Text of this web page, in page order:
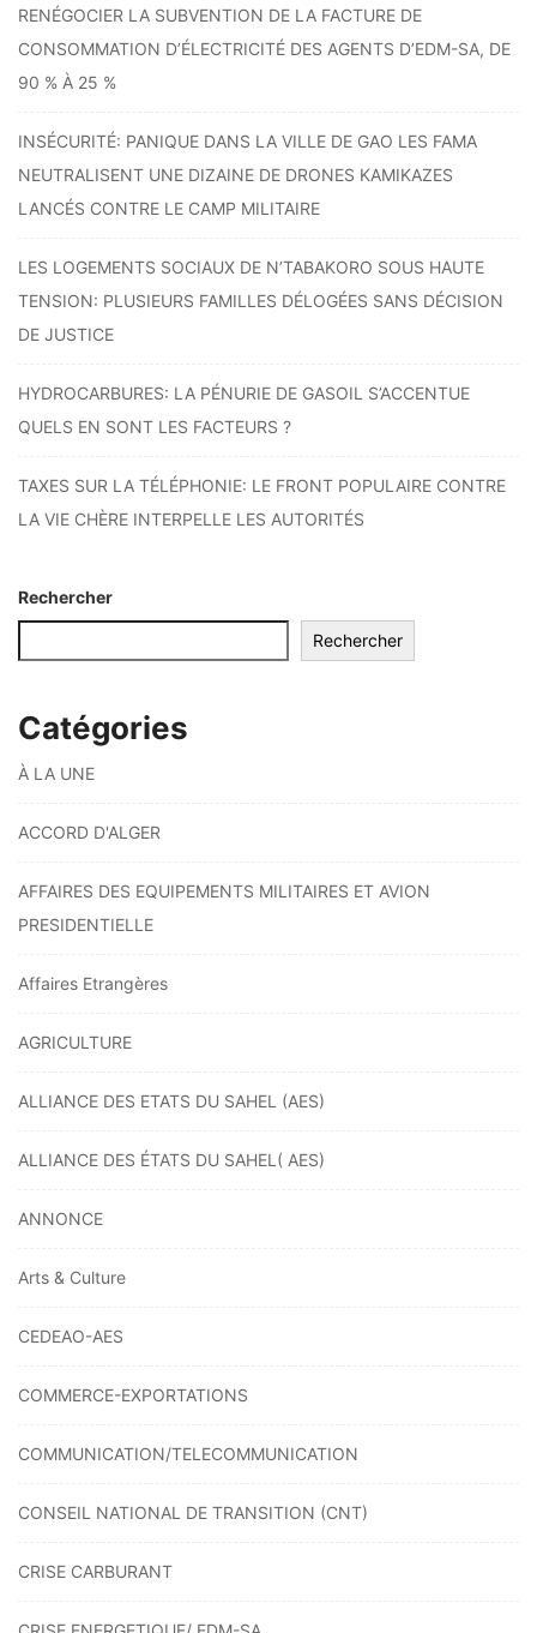
RENÉGOCIER LA SUBVENTION DE LA FACTURE DE
CONSOMMATION D’ÉLECTRICITÉ DES AGENTS D’EDM-SA, DE
90 % À 25 %
INSÉCURITÉ: PANIQUE DANS LA VILLE DE GAO LES FAMA
NEUTRALISENT UNE DIZAINE DE DRONES KAMIKAZES
LANCÉS CONTRE LE CAMP MILITAIRE
LES LOGEMENTS SOCIAUX DE N’TABAKORO SOUS HAUTE
TENSION: PLUSIEURS FAMILLES DÉLOGÉES SANS DÉCISION
DE JUSTICE
HYDROCARBURES: LA PÉNURIE DE GASOIL S’ACCENTUE
QUELS EN SONT LES FACTEURS ?
TAXES SUR LA TÉLÉPHONIE: LE FRONT POPULAIRE CONTRE
LA VIE CHÈRE INTERPELLE LES AUTORITÉS
Rechercher
Rechercher
Catégories
À LA UNE
ACCORD D'ALGER
AFFAIRES DES EQUIPEMENTS MILITAIRES ET AVION
PRESIDENTIELLE
Affaires Etrangères
AGRICULTURE
ALLIANCE DES ETATS DU SAHEL (AES)
ALLIANCE DES ÉTATS DU SAHEL( AES)
ANNONCE
Arts & Culture
CEDEAO-AES
COMMERCE-EXPORTATIONS
COMMUNICATION/TELECOMMUNICATION
CONSEIL NATIONAL DE TRANSITION (CNT)
CRISE CARBURANT